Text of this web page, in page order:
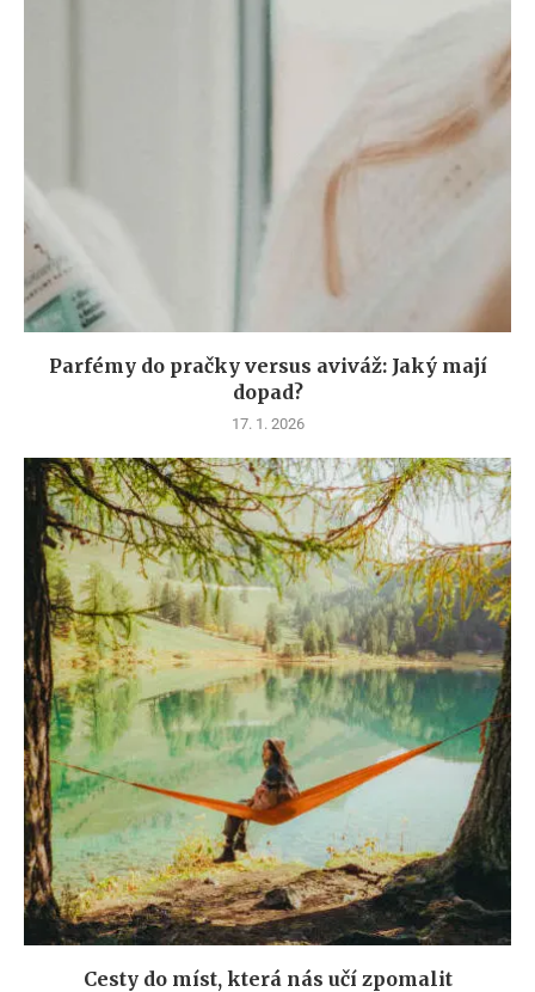
Parfémy do pračky versus aviváž: Jaký mají
dopad?
17. 1. 2026
Cesty do míst, která nás učí zpomalit